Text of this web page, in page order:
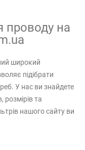
проводу на
широкий
підібрати
У нас ви знайдете
розмірів та
нашого сайту ви